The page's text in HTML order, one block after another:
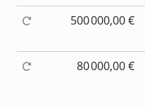
500 000,00 €
80 000,00 €